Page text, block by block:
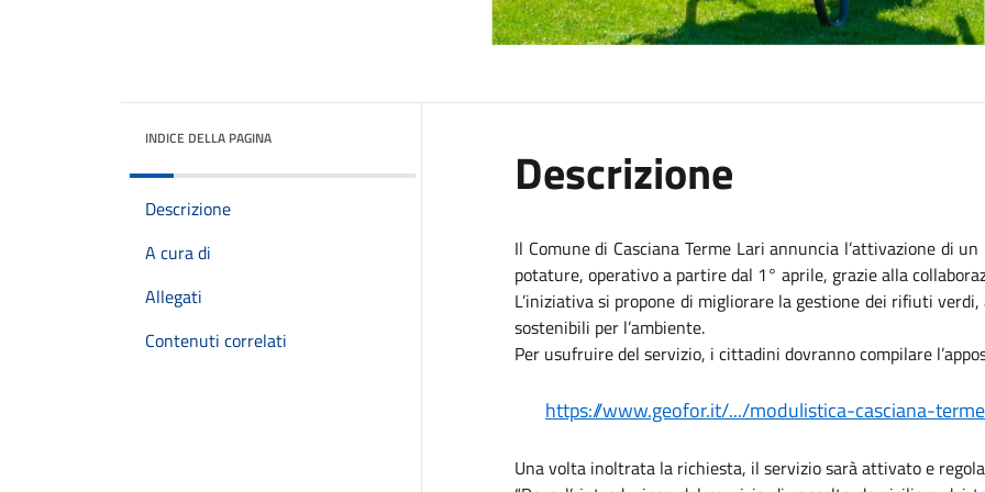
INDICE DELLA PAGINA
Descrizione
A cura di
Allegati
Contenuti correlati
Descrizione
Il Comune di Casciana Terme Lari annuncia l’attivazione di
potature, operativo a partire dal 1° aprile, grazie alla
L’iniziativa si propone di migliorare la gestione dei rifiuti
sostenibili per l’ambiente.
Per usufruire del servizio, i cittadini dovranno compilare
https://www.geofor.it/.../modulistica-casciana-
Una volta inoltrata la richiesta, il servizio sarà attivato e